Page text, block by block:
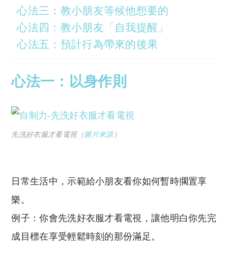
心法三：教小朋友等候他想要的
心法四：教小朋友「自我提醒」
心法五：預計行為帶來的後果
心法一：以身作則
先洗好衣服才看電視（圖片來源）
日常生活中，示範給小朋友看你如何暫時擱置享
樂。
例子：你會先洗好衣服才看電視，讓他明白你先完
成目標在享受輕鬆時刻的那份滿足。